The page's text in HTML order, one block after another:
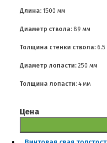
Длина: 1500 мм
Диаметр ствола: 89 мм
Толщина стенки ствола:
Диаметр лопасти: 250 мм
Толщина лопасти: 4 мм
Цена